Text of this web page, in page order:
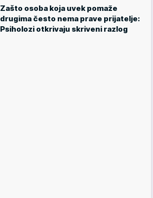
Zašto osoba koja uvek pomaže
drugima često nema prave prijatelje:
Psiholozi otkrivaju skriveni razlog